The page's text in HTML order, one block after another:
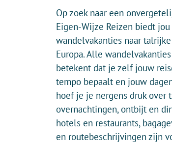
Op zoek naar een
Eigen-Wijze Reizen biedt
wandelvakanties naar
Europa. Alle
betekent dat je zelf jouw
tempo bepaalt en jouw
hoef je je nergens druk over
overnachtingen, ontbijt en
hotels en restaurants,
en routebeschrijvingen zijn